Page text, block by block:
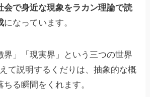
会で身近な現象をラカン理論で読
になっています。
界」「現実界」という三つの世界
て説明するくだりは、抽象的な概
る瞬間をくれます。